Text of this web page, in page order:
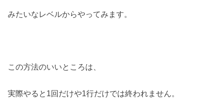
みたいなレベルからやってみます。
この方法のいいところは、
実際やると1回だけや1行だけでは終われません。